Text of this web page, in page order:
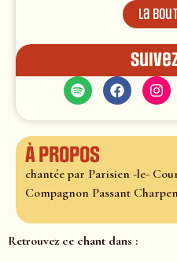
La
À propos
chantée par Parisien -le-
Compagnon Passant
Retrouvez ce chant dans :